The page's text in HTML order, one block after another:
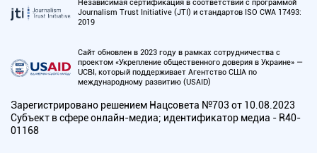
Независимая сертификация в соответствии с программой
Journalism Trust Initiative (JTI) и стандартов ISO CWA 17493:
2019
Сайт обновлен в 2023 году в рамках сотрудничества с
проектом «Укрепление общественного доверия в Украине» —
UCBI, который поддерживает Агентство США по
международному развитию (USAID)
Зарегистрировано решением Нацсовета №703 от 10.08.2023
Субъект в сфере онлайн-медиа; идентификатор медиа - R40-
01168